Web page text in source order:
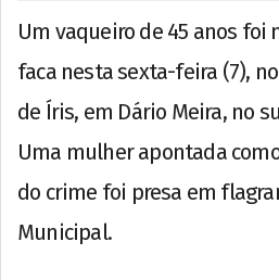
Um vaqueiro de 45 anos foi
faca nesta sexta-feira (7),
de Íris, em Dário Meira, no
Uma mulher apontada
do crime foi presa em
Municipal.